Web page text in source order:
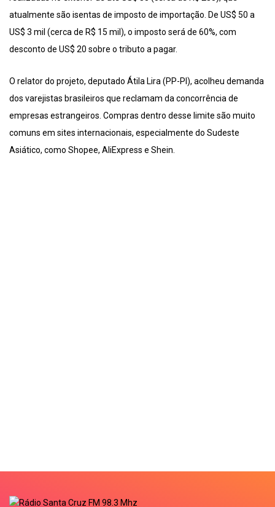
atualmente são isentas de imposto de importação. De US$ 50 a
US$ 3 mil (cerca de R$ 15 mil), o imposto será de 60%, com
desconto de US$ 20 sobre o tributo a pagar.
O relator do projeto, deputado Átila Lira (PP-PI), acolheu demanda
dos varejistas brasileiros que reclamam da concorrência de
empresas estrangeiros. Compras dentro desse limite são muito
comuns em sites internacionais, especialmente do Sudeste
Asiático, como Shopee, AliExpress e Shein.